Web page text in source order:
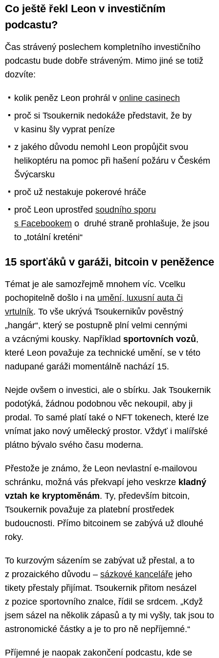
Co ještě řekl Leon v investičním
podcastu?
Čas strávený poslechem kompletního investičního
podcastu bude dobře stráveným. Mimo jiné se totiž
dozvíte:
kolik peněz Leon prohrál v online casinech
proč si Tsoukernik nedokáže představit, že by
v kasinu šly vyprat peníze
z jakého důvodu nemohl Leon propůjčit svou
helikoptéru na pomoc při hašení požáru v Českém
Švýcarsku
proč už nestakuje pokerové hráče
proč Leon uprostřed soudního sporu
s Facebookem o druhé straně prohlašuje, že jsou
to „totální kreténi“
15 sporťáků v garáži, bitcoin v peněžence
Témat je ale samozřejmě mnohem víc. Vcelku
pochopitelně došlo i na umění, luxusní auta či
vrtulník. To vše ukrývá Tsoukernikův pověstný
„hangár“, který se postupně plní velmi cennými
a vzácnými kousky. Například sportovních vozů,
které Leon považuje za technické umění, se v této
nadupané garáži momentálně nachází 15.
Nejde ovšem o investici, ale o sbírku. Jak Tsoukernik
podotýká, žádnou podobnou věc nekoupil, aby ji
prodal. To samé platí také o NFT tokenech, které lze
vnímat jako nový umělecký prostor. Vždyť i malířské
plátno bývalo svého času moderna.
Přestože je známo, že Leon nevlastní e-mailovou
schránku, možná vás překvapí jeho veskrze kladný
vztah ke kryptoměnám. Ty, především bitcoin,
Tsoukernik považuje za platební prostředek
budoucnosti. Přímo bitcoinem se zabývá už dlouhé
roky.
To kurzovým sázením se zabývat už přestal, a to
z prozaického důvodu – sázkové kanceláře jeho
tikety přestaly přijímat. Tsoukernik přitom nesázel
z pozice sportovního znalce, řídil se srdcem. „Když
jsem sázel na několik zápasů a ty mi vyšly, tak jsou to
astronomické částky a je to pro ně nepříjemné.“
Příjemné je naopak zakončení podcastu, kde se